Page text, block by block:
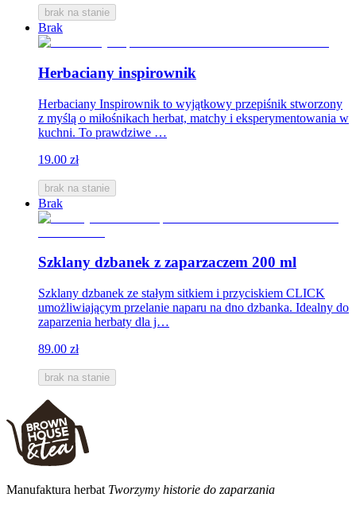
brak na stanie
Brak
Herbaciany inspirownik
Herbaciany Inspirownik to wyjątkowy przepiśnik stworzony
z myślą o miłośnikach herbat, matchy i eksperymentowania w
kuchni. To prawdziwe …
19.00 zł
brak na stanie
Brak
Szklany dzbanek z zaparzaczem 200 ml
Szklany dzbanek ze stałym sitkiem i przyciskiem CLICK
umożliwiającym przelanie naparu na dno dzbanka. Idealny do
zaparzenia herbaty dla j…
89.00 zł
brak na stanie
Manufaktura herbat Tworzymy historie do zaparzania